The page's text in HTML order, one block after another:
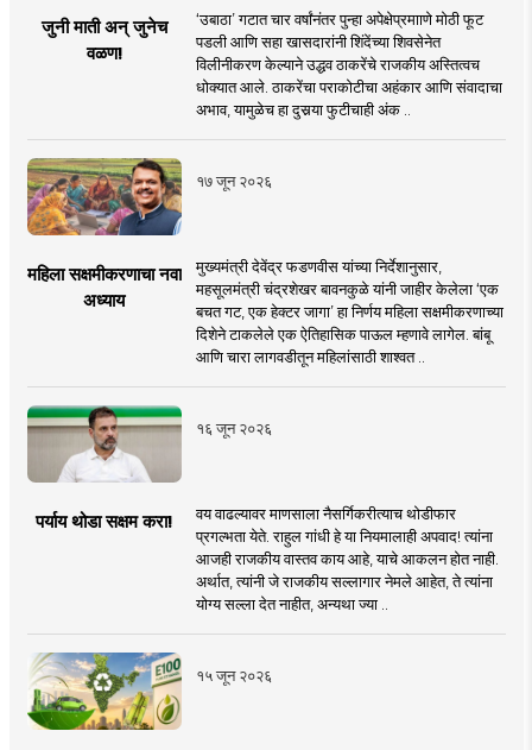
जुनी माती अन् जुनेच
वळण!
‘उबाठा’ गटात चार वर्षांनंतर पुन्हा अपेक्षेप्रमााणे मोठी फूट
पडली आणि सहा खासदारांनी शिंदेंच्या शिवसेनेत
विलीनीकरण केल्याने उद्धव ठाकरेंचे राजकीय अस्तित्वच
धोक्यात आले. ठाकरेंचा पराकोटीचा अहंकार आणि संवादाचा
अभाव, यामुळेच हा दुसर्‍या फुटीचाही अंक ..
१७ जून २०२६
महिला सक्षमीकरणाचा नवा
अध्याय
मुख्यमंत्री देवेंद्र फडणवीस यांच्या निर्देशानुसार,
महसूलमंत्री चंद्रशेखर बावनकुळे यांनी जाहीर केलेला ‘एक
बचत गट, एक हेक्टर जागा’ हा निर्णय महिला सक्षमीकरणाच्या
दिशेने टाकलेले एक ऐतिहासिक पाऊल म्हणावे लागेल. बांबू
आणि चारा लागवडीतून महिलांसाठी शाश्वत ..
१६ जून २०२६
पर्याय थोडा सक्षम करा!
वय वाढल्यावर माणसाला नैसर्गिकरीत्याच थोडीफार
प्रगल्भता येते. राहुल गांधी हे या नियमालाही अपवाद! त्यांना
आजही राजकीय वास्तव काय आहे, याचे आकलन होत नाही.
अर्थात, त्यांनी जे राजकीय सल्लागार नेमले आहेत, ते त्यांना
योग्य सल्ला देत नाहीत, अन्यथा ज्या ..
१५ जून २०२६